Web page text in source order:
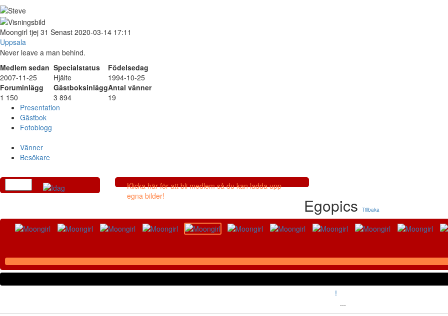
Moongirl tjej 31 Senast 2020-03-14 17:11
Uppsala
Never leave a man behind.
Medlem sedan Specialstatus
Födelsedag
2007-11-25
Hjälte
1994-10-25
Foruminlägg
GästboksinläggAntal vänner
1 150
3 894
19
Presentation
Gästbok
Fotoblogg
Vänner
Besökare
Klicka här för att bli medlem så du kan ladda upp
egna bilder!
Egopics Tillbaka
!
...